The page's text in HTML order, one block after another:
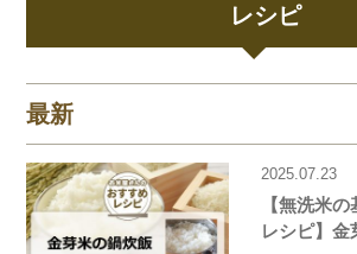
レシピ
最新
2025.07.23
【無洗米
レシピ】金